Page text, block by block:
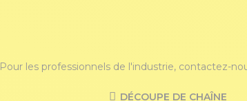
Pour les professionnels de l'industrie, contactez-
DÉCOUPE DE CHAÎNE